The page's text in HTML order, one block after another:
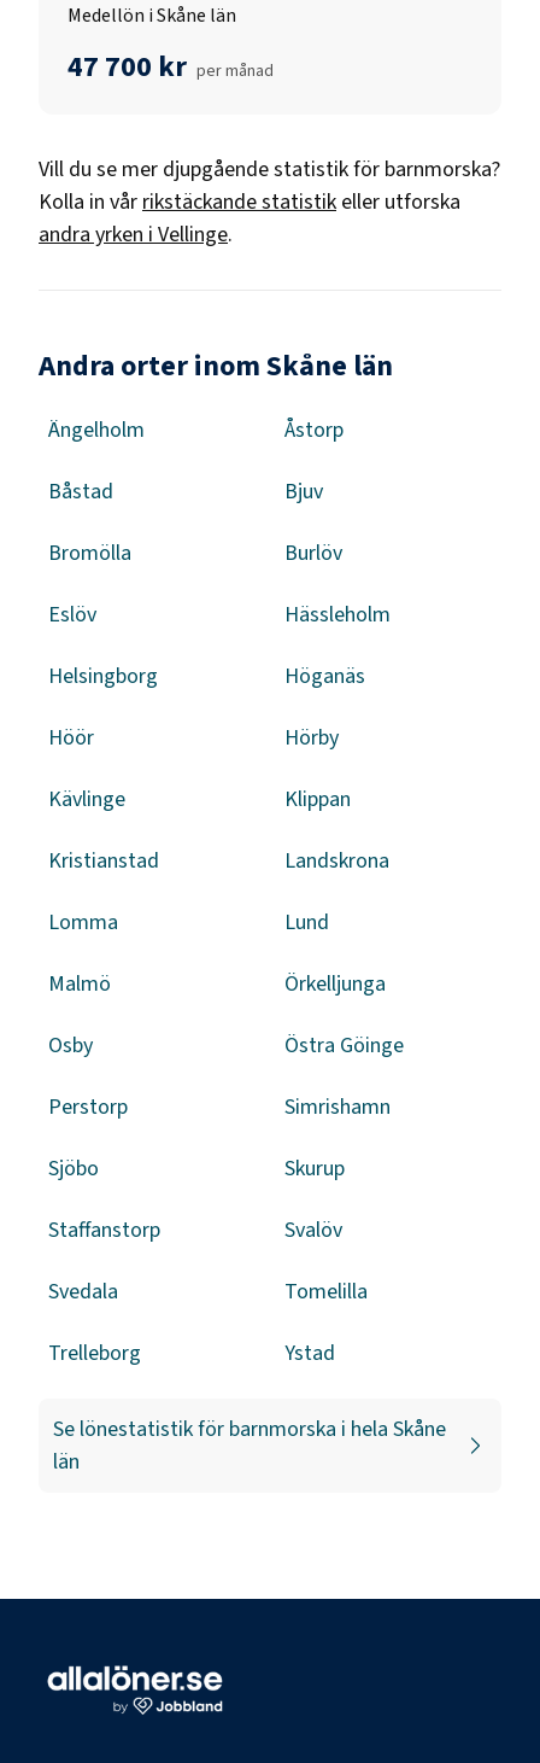
Medellön i Skåne län
47 700 kr per månad
Vill du se mer djupgående statistik för barnmorska?
Kolla in vår rikstäckande statistik eller utforska
andra yrken i Vellinge.
Andra orter inom Skåne län
Ängelholm Åstorp
Båstad Bjuv
Bromölla Burlöv
Eslöv Hässleholm
Helsingborg Höganäs
Höör Hörby
Kävlinge Klippan
Kristianstad Landskrona
Lomma Lund
Malmö Örkelljunga
Osby Östra Göinge
Perstorp Simrishamn
Sjöbo Skurup
Staffanstorp Svalöv
Svedala Tomelilla
Trelleborg Ystad
Se lönestatistik för barnmorska i hela Skåne
län